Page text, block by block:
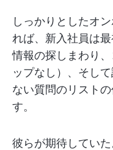
しっかりとしたオ
れば、新入社員は
情報の探しまわり
ップなし）、そし
ない質問のリスト
す。
彼らが期待してい